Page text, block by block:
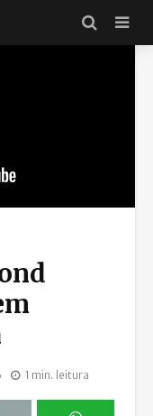
1 min. leitura